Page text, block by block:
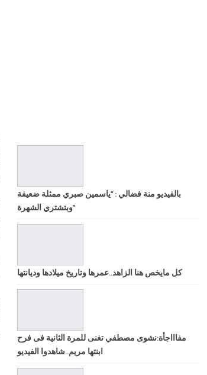
بالفيديو منة فضالي : “ياسمين صبري ممثلة ضعيفة
وبتشتري الشهرة”
كل مايخص هنا الزاهد..عمرها وتاريخ ميلادها وديانتها
مفاااجأة:نشوى مصطفي تغنى للمرة الثانية فى فرح
ابنتها مريم..شاهدوا الفيديو